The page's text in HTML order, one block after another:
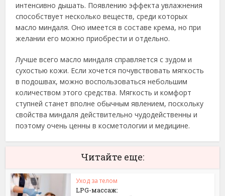
интенсивно дышать. Появлению эффекта увлажнения
способствует несколько веществ, среди которых
масло миндаля. Оно имеется в составе крема, но при
желании его можно приобрести и отдельно.
Лучше всего масло миндаля справляется с зудом и
сухостью кожи. Если хочется почувствовать мягкость
в подошвах, можно воспользоваться небольшим
количеством этого средства. Мягкость и комфорт
ступней станет вполне обычным явлением, поскольку
свойства миндаля действительно чудодейственны и
поэтому очень ценны в косметологии и медицине.
Читайте еще:
Уход за телом
LPG-массаж: